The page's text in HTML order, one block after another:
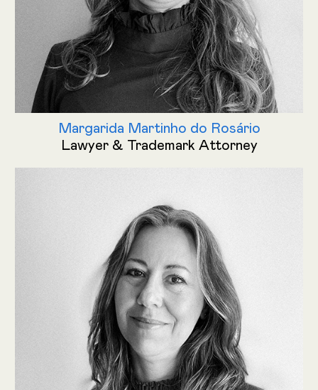
Margarida Martinho do Rosário
Lawyer & Trademark Attorney